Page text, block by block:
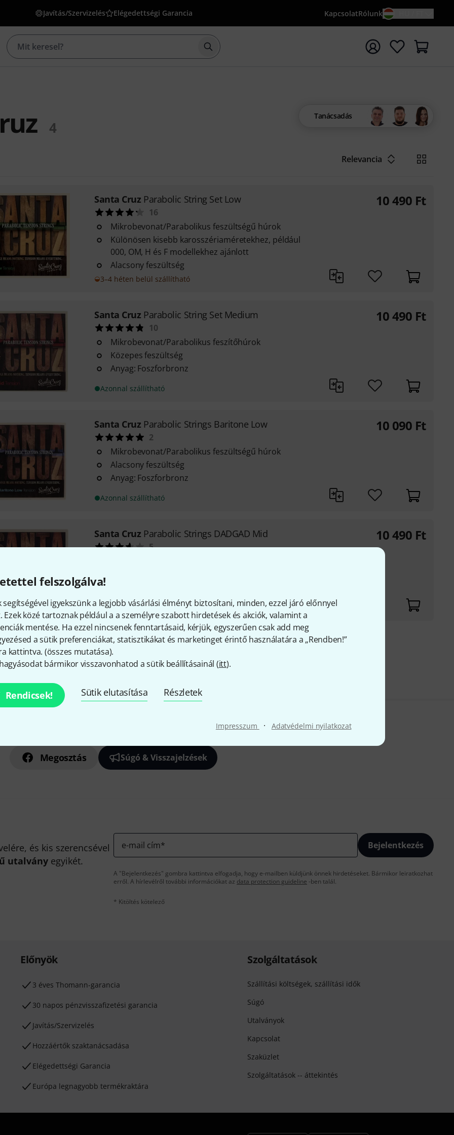
felszolgálva!
segítségével igyekszünk a legjobb vásárlási élményt biztosítani, minden, ezzel járó előnnyel
Ezek közé tartoznak például a a személyre szabott hirdetések és akciók, valamint a
mentése. Ha ezzel nincsenek fenntartásaid, kérjük, egyszerűen csak add meg
a sütik preferenciákat, statisztikákat és marketinget érintő használatára a „Rendben!”
kattintva. (összes mutatása).
bármikor visszavonhatod a sütik beállításainál (itt).
Rendicsek! Sütik elutasítása Részletek
Impresszum · Adatvédelmi nyilatkozat
Javítás/Szervizelés Elégedettségi Garancia KapcsolatRólunk
Keresés indítása {searchTerm} keresőszóval
4
Tanácsadás
Relevancia
Santa Cruz Parabolic String Set Low
16
Mikrobevonat/Parabolikus feszültségű húrok
Különösen kisebb karosszériaméretekhez, például
000, OM, H és F modellekhez ajánlott
Alacsony feszültség
3–4 héten belül szállítható
10 490 Ft
Santa Cruz Parabolic String Set Medium
10
Mikrobevonat/Parabolikus feszítőhúrok
Közepes feszültség
Anyag: Foszforbronz
Azonnal szállítható
10 490 Ft
Santa Cruz Parabolic Strings Baritone Low
2
Mikrobevonat/Parabolikus feszültségű húrok
Alacsony feszültség
Anyag: Foszforbronz
Azonnal szállítható
10 090 Ft
Santa Cruz Parabolic Strings DADGAD Mid
5
Azonnal szállítható
10 490 Ft
Díjmentes szállítás 79 000 Ft fölött
Minden ár tartalmazza az ÁFÁ-t
Megosztás Súgó & Visszajelzések
és kis szerencsével
utalvány egyikét.
e-mail cím* Bejelentkezés
A "Bejelentkezés" gombra kattintva elfogadja, hogy e-mailben küldjünk önnek hirdetéseket. Bármikor leiratkozhat
erről. A hírlevélről további információkat az data protection guideline -ben talál.
* Kitöltés kötelező
Előnyök
3 éves Thomann-garancia
30 napos pénzvisszafizetési garancia
Javítás/Szervizelés
Hozzáértők szaktanácsadása
Elégedettségi Garancia
Európa legnagyobb termékraktára
Szolgáltatások
Szállítási költségek, szállítási idők
Súgó
Utalványok
Kapcsolat
Szaküzlet
Szolgáltatások -- áttekintés